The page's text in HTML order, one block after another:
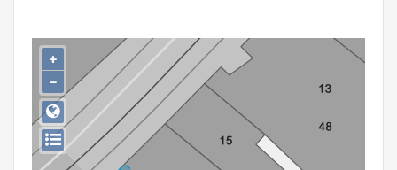
Gebeurtenis
Persoon of collectief
Downloads
Hergebruik
+
−